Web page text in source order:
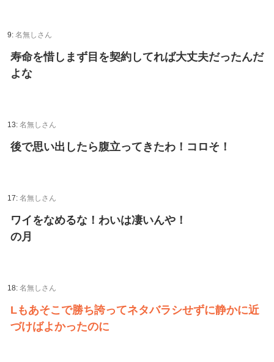
9: 名無しさん
寿命を惜しまず目を契約してれば大丈夫だったんだ
よな
13: 名無しさん
後で思い出したら腹立ってきたわ！コロそ！
17: 名無しさん
ワイをなめるな！わいは凄いんや！
の月
18: 名無しさん
Lもあそこで勝ち誇ってネタバラシせずに静かに近
づけばよかったのに